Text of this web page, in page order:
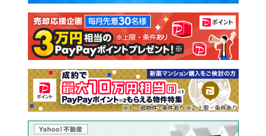
注文住宅 土地
売却査定